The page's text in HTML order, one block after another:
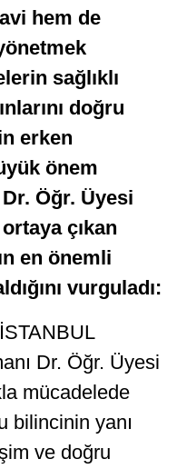
hem de
sağlıklı
doğru
erken
önem
Dr. Öğr. Üyesi
çıkan
en önemli
vurguladı:
Dr. Öğr. Üyesi
mücadelede
bilincinin yanı
ve doğru